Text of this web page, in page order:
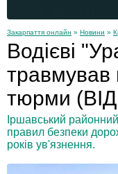
Закарпаття онлайн » Новини »
Водієві
травмував
тюрми
Іршавський
правил безпеки
років ув'язнення.